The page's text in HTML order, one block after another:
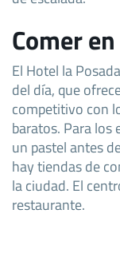
Comer
El Hotel la
del día, que
competitivo con
baratos. Para los
un pastel antes
hay tiendas de
la ciudad. El
restaurante.